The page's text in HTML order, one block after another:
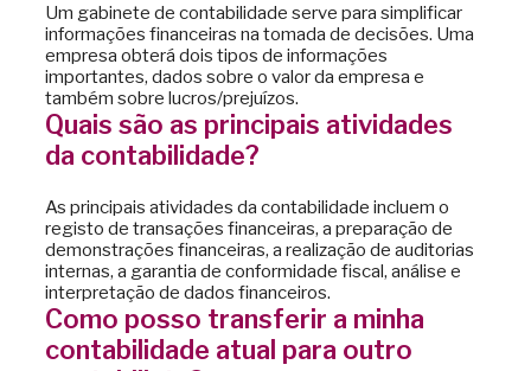
Um gabinete de contabilidade serve para simplificar
informações financeiras na tomada de decisões. Uma
empresa obterá dois tipos de informações
importantes, dados sobre o valor da empresa e
também sobre lucros/prejuízos.
Quais são as principais atividades
da contabilidade?
As principais atividades da contabilidade incluem o
registo de transações financeiras, a preparação de
demonstrações financeiras, a realização de auditorias
internas, a garantia de conformidade fiscal, análise e
interpretação de dados financeiros.
Como posso transferir a minha
contabilidade atual para outro